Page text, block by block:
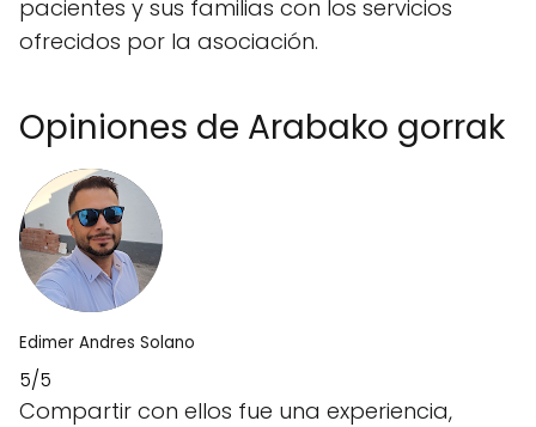
pacientes y sus familias con los servicios
ofrecidos por la asociación.
Opiniones de Arabako gorrak
Edimer Andres Solano
5/5
Compartir con ellos fue una experiencia,